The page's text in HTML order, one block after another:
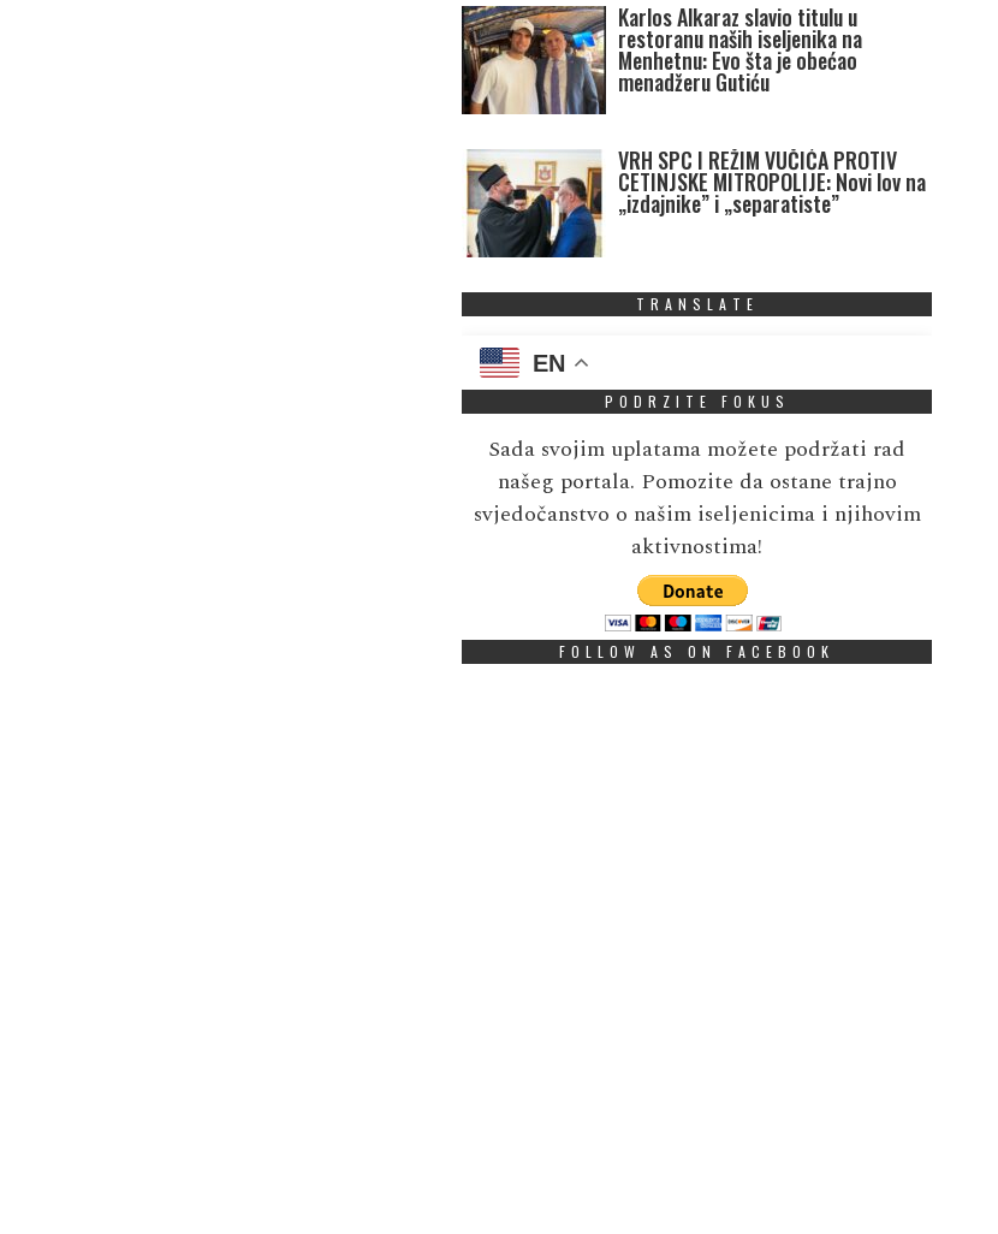
Karlos Alkaraz slavio titulu u
restoranu naših iseljenika na
Menhetnu: Evo šta je obećao
menadžeru Gutiću
VRH SPC I REŽIM VUČIĆA PROTIV
CETINJSKE MITROPOLIJE: Novi lov na
„izdajnike” i „separatiste”
TRANSLATE
EN
PODRZITE FOKUS
Sada svojim uplatama možete podržati rad
našeg portala. Pomozite da ostane trajno
svjedočanstvo o našim iseljenicima i njihovim
aktivnostima!
FOLLOW AS ON FACEBOOK